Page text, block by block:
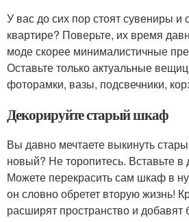
У вас до сих пор стоят сувениры и
квартире? Поверьте, их время
моде скорее минималистичные
Оставьте только актуальные
фоторамки, вазы, подсвечники,
Декорируйте старый шкаф
Вы давно мечтаете выкинуть
новый? Не торопитесь. Вставьте в
Можете перекрасить сам шкаф в
он словно обретет вторую жизнь!
расширят пространство и добавят